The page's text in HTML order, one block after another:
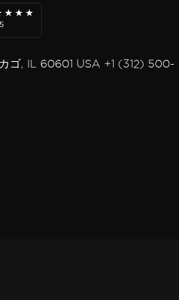
ゴ, IL 60601 USA +1 (312) 500-